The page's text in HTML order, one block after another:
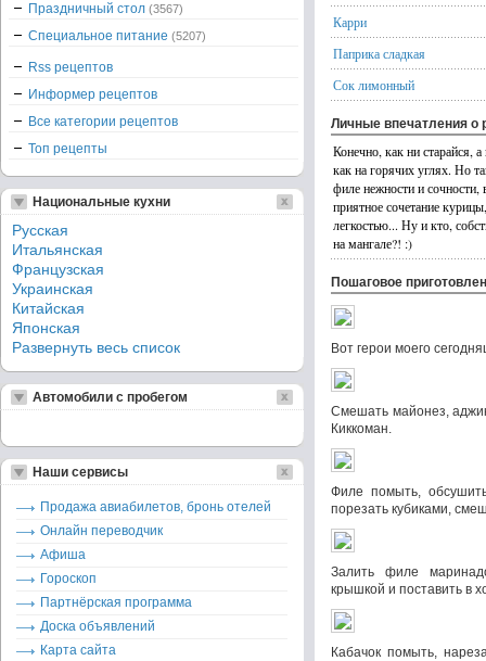
Карри
Паприка сладкая
Сок лимонный
Личные впечатления о
Конечно, как ни старайся,
как на горячих углях. Но
филе нежности и
приятное сочетание
легкостью... Ну и кто,
на мангале?! :)
Пошаговое
Вот герои моего
Смешать майонез,
Киккоман.
Филе помыть,
порезать кубиками,
Залить филе
крышкой и поставить в
Кабачок помыть,
Праздничный стол (3567)
Специальное питание (5207)
Rss рецептов
Информер рецептов
Все категории рецептов
Топ рецепты
Национальные кухни
Русская
Итальянская
Французская
Украинская
Китайская
Японская
Развернуть весь список
Автомобили с пробегом
Наши сервисы
Продажа авиабилетов, бронь отелей
Онлайн переводчик
Афиша
Гороскоп
Партнёрская программа
Доска объявлений
Карта сайта